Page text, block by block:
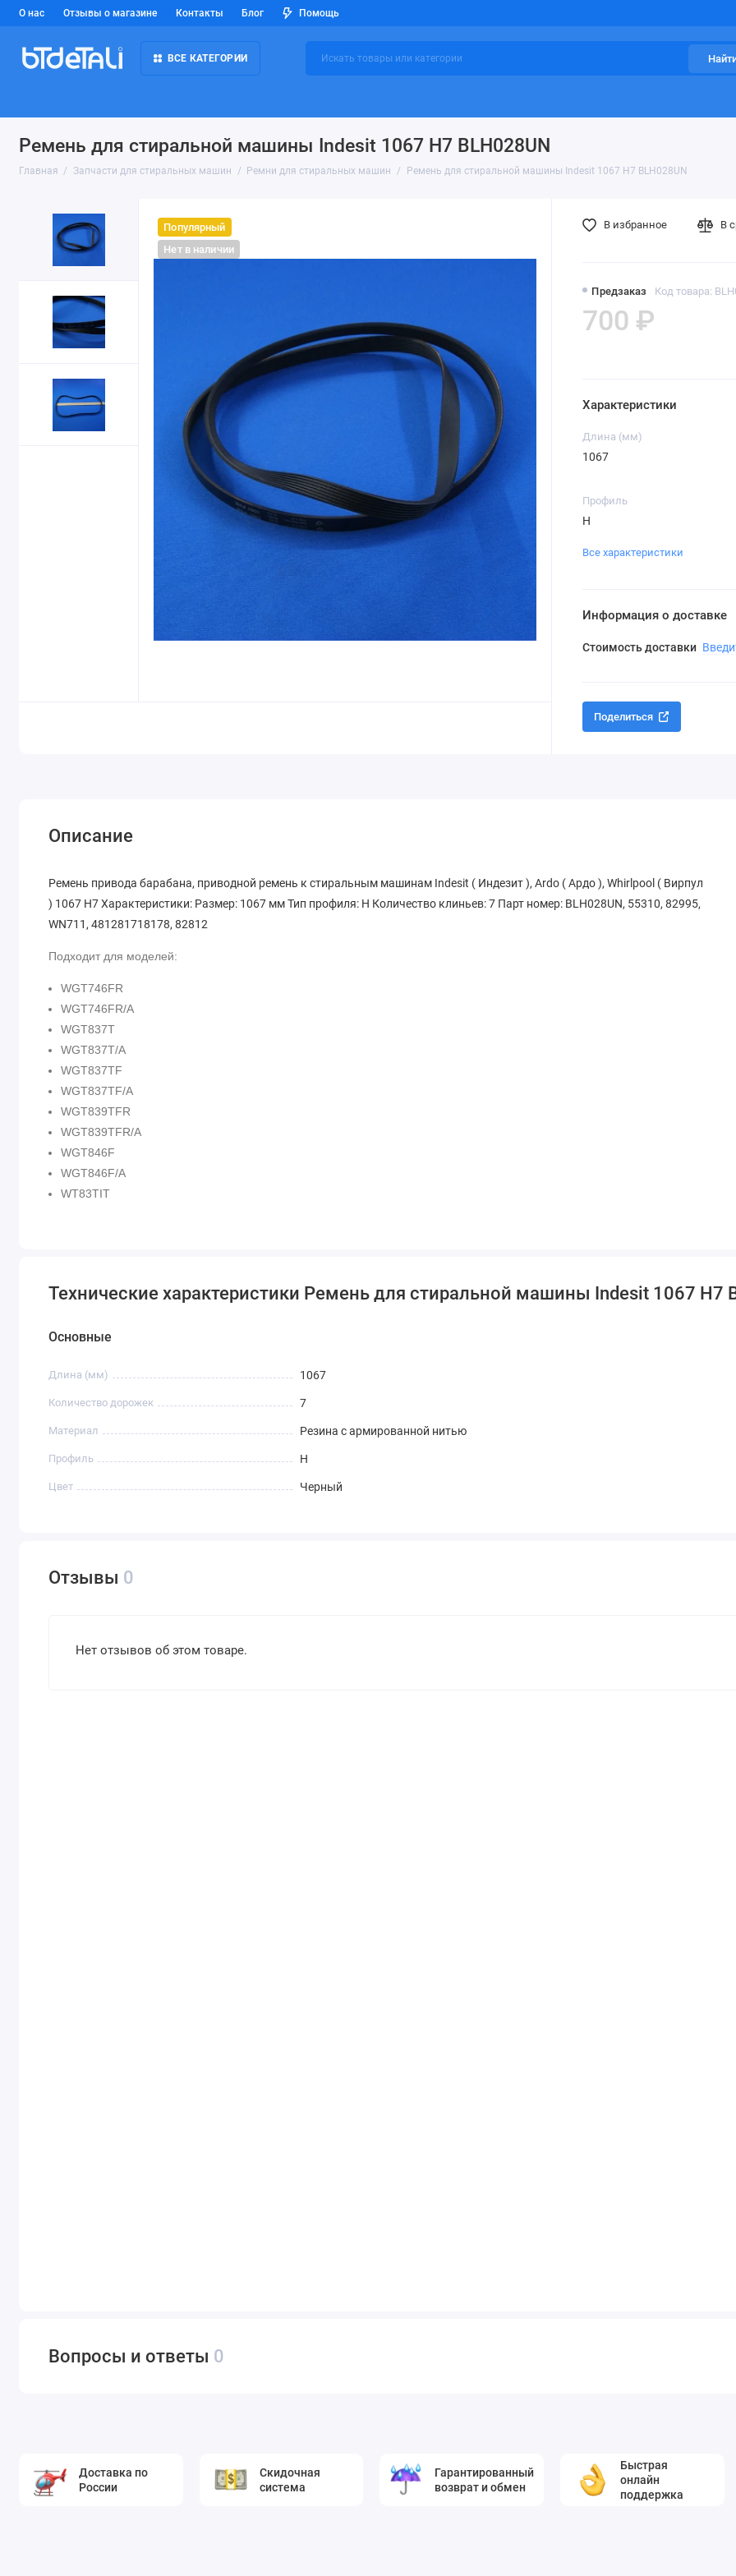
О нас Отзывы о магазине Контакты Блог Помощь
ВСЕ КАТЕГОРИИ
Ремень для стиральной машины Indesit 1067 H7 BLH028UN
Главная Запчасти для стиральных машин Ремни для стиральных машин Ремень для стиральной машины Indesit 1067 H7 BLH028UN
Популярный
Нет в наличии
Предзаказ Код товара:
700 ₽
В избранное В
Характеристики
Длина (мм)
1067
Профиль
H
Все характеристики
Информация о доставке
Стоимость доставки
Поделиться
Описание
Ремень привода барабана, приводной ремень к стиральным машинам Indesit ( Индезит ), Ardo ( Ардо ), Whirlpool ( Вирпул
) 1067 H7 Характеристики: Размер: 1067 мм Тип профиля: H Количество клиньев: 7 Парт номер: BLH028UN, 55310, 82995,
WN711, 481281718178, 82812
Подходит для моделей:
WGT746FR
WGT746FR/A
WGT837T
WGT837T/A
WGT837TF
WGT837TF/A
WGT839TFR
WGT839TFR/A
WGT846F
WGT846F/A
WT83TIT
Технические характеристики Ремень для стиральной машины Indesit 1067 H7
Основные
Длина (мм) 1067
Количество дорожек 7
Материал Резина с армированной нитью
Профиль H
Цвет Черный
Отзывы 0
Нет отзывов об этом товаре.
Вопросы и ответы 0
Доставка по
России
Скидочная
система
Гарантированный
возврат и обмен
Быстрая
онлайн
поддержка